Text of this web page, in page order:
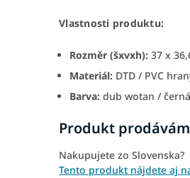
Vlastnosti produktu:
Rozměr (šxvxh): 37 x
Materiál: DTD / PVC
Barva: dub wotan / černá
Produkt
Nakupujete zo Slovenska?
Tento produkt nájdete aj